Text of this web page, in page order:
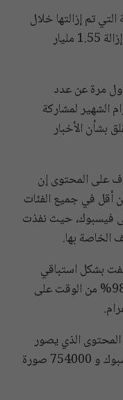
تم إزالتها خلال
نفس الفترة من العام الماضي، عندما تمت إزالة 1.55 مليار
مرة عن عدد
الشهير لمشاركة
بشأن الأخبار
على المحتوى إن
أقل في جميع الفئات
فيسبوك، حيث نفذت
الخاصة بها.
بشكل استباقي
المحتوى المرتبط بالمنظمات الإرهابية 98.5% من الوقت على
قطعة من المحتوى الذي يصور
عُري الأطفال واستغلالهم جنسياً على فيسبوك و 754000 صورة